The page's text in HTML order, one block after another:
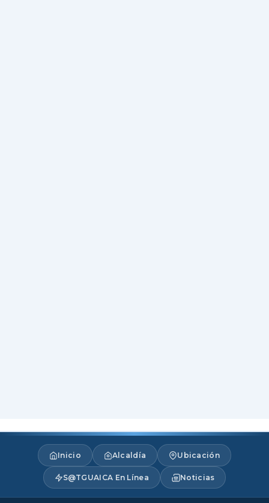
Inicio Alcaldía Ubicación
S@TGUAICA En Línea Noticias